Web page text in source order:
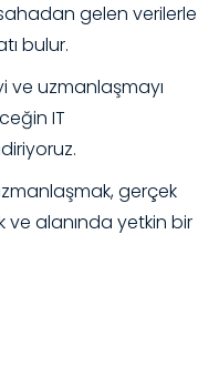
gelen verilerle
bulur.
ve uzmanlaşmayı
IT
gerçek
alanında yetkin bir